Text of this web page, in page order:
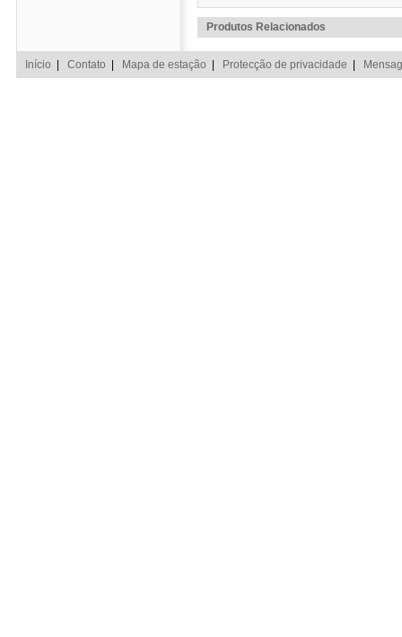
Produtos Relacionados
Início | Contato | Mapa de estação | Protecção de privacidade |